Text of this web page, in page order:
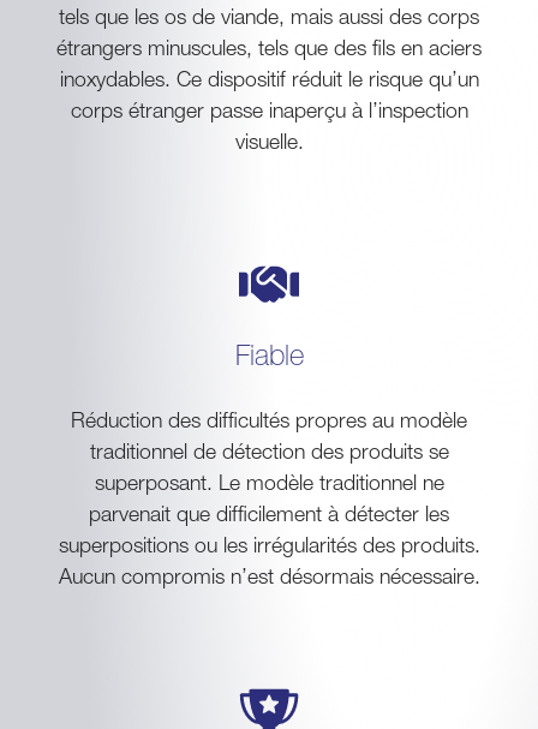
tels que les os de viande, mais aussi des corps
étrangers minuscules, tels que des fils en aciers
inoxydables. Ce dispositif réduit le risque qu’un
corps étranger passe inaperçu à l’inspection
visuelle.
Fiable
Réduction des difficultés propres au modèle
traditionnel de détection des produits se
superposant. Le modèle traditionnel ne
parvenait que difficilement à détecter les
superpositions ou les irrégularités des produits.
Aucun compromis n’est désormais nécessaire.